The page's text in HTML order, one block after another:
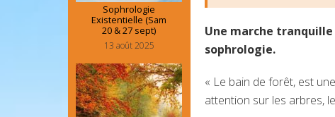
Une marche
sophrologie.
« Le bain de forêt, est
attention sur les arbres,
Sophrologie
Existentielle (Sam
20 & 27 sept)
13 août 2025